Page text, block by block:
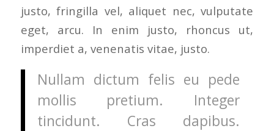
justo, fringilla vel, aliquet nec, vulputate
eget, arcu. In enim justo, rhoncus ut,
imperdiet a, venenatis vitae, justo.
Nullam dictum felis eu pede
mollis pretium. Integer
tincidunt. Cras dapibus.